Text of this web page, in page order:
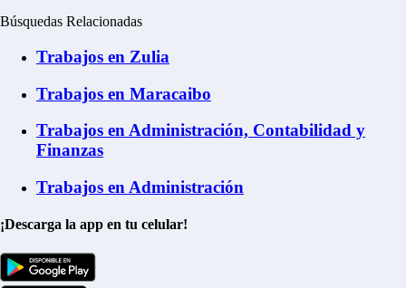
Búsquedas Relacionadas
Trabajos en Zulia
Trabajos en Maracaibo
Trabajos en Administración, Contabilidad y
Finanzas
Trabajos en Administración
¡Descarga la app en tu celular!